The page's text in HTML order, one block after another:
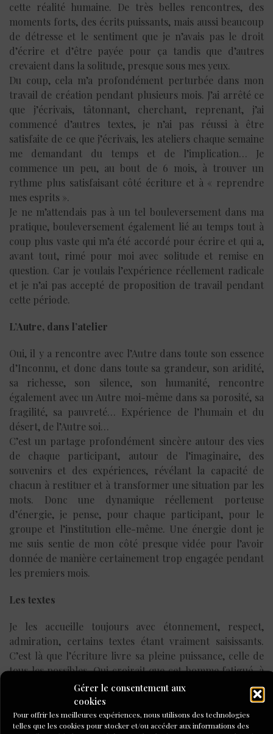
Gérer le consentement aux
cookies
Pour offrir les meilleures expériences, nous utilisons des technologies
telles que les cookies pour stocker et/ou accéder aux informations des
cette réalité humaine. De très belles rencontres, des
moments forts, des écrits puissants, mais aussi beaucoup
de détresse et le sentiment que je n’avais pas le droit
d’écrire et d’être payée pour ça tandis que d’autres
crevaient dans la solitude, presque sous mes yeux.
Du coup, cela m’a profondément perturbée dans mon
travail de création pendant plusieurs mois. J’ai arrêté ce
que j’écrivais, tâtonnant, cherchant, reprenant, j’ai
commencé d’autres textes, je n’ai pas réussi à être
satisfaite de ce que j’écrivais, les ateliers chaque semaine
me demandant du temps et de l’implication… Je
commence un peu, au bout de 6 mois, à trouver un
rythme plus satisfaisant côté écriture et à « reprendre
mes esprits ».
Je ne m’attendais pas à un tel bouleversement dans ma
pratique, bouleversement également lié au temps tout à
coup plus vaste qui m’a été accordé pour écrire et qui a,
avant tout, rimé pour moi avec solitude et remise en
question. Car je voulais l’expérience réellement radicale
et je n’ai pas accepté de proposition de travail pendant
cette période.
L’Autre, dans l’atelier
Oui, il y a rencontre avec l’Autre dans toute son essence
d’Inconnu, et donc dans toute sa grandeur, son aridité,
sa richesse, son silence, son humanité, rencontre
également avec un Autre moi-même dans sa porosité, sa
fragilité, sa pauvreté… Expérience de l’humain et du
désert, de l’Autre soi…
C’est un partage profondément sincère autour des vies
de chaque participant, autour de l’imaginaire, des
souvenirs et des expériences, révélant la capacité de
chacun à restituer et à transformer une situation par les
mots. Donc une dynamique réellement porteuse
d’énergie, je pense, pour chaque participant, pour le
groupe et l’institution elle-même. Une énergie dont je
me suis sentie de mon côté presque vidée pour l’avoir
donnée de manière certainement trop engagée pendant
les premiers mois.
Les textes
Je les accueille toujours avec étonnement, respect,
admiration, certains textes étant vraiment saisissants.
C’est là que l’écriture livre sa pleine puissance, celle de
tous les possibles. Qui croirait que cet homme fatigué, à
la main tremblante, que je comprends mal tant il mange
ses mots, ira nous livrer ce texte magnifique sur la
naissance de sa fille ? Ou encore que cet autre, qui ne
veut pas écrire mais vient juste voir, nous offrira